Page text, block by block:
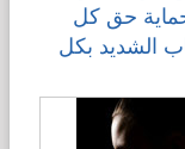
حق كل
الشديد بكل